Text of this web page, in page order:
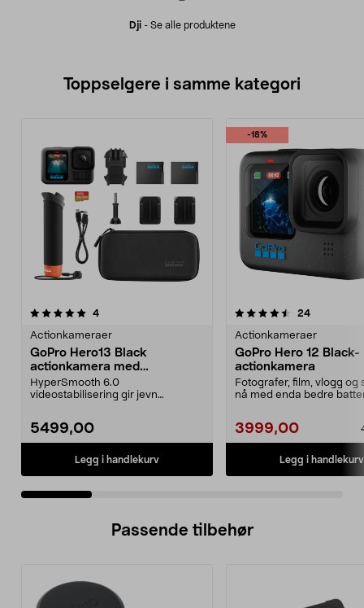
Dji- Se alle produktene
Toppselgere i samme kategori
4anmeldelser
Actionkameraer
GoPro Hero13 Black
actionkamera med
tilbehørspakke.
HyperSmooth 6.0
videostabilisering gir jevn
5499,00
Legg i handlekurv
-18%
4.5 av 5 stjerner 24
Actionkameraer
GoPro Hero 12 Black-
actionkamera
Fotografer, film, vlogg og
nå med enda bedre
3999,00
Legg i handlekurv
5.0 av 5 stjerner
Passende tilbehør